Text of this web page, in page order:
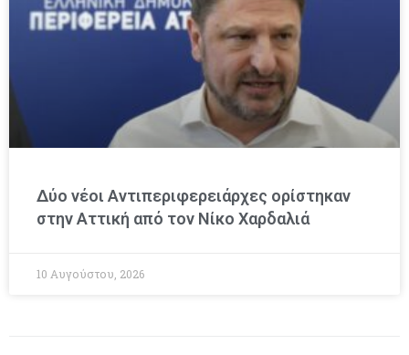
Δύο νέοι Αντιπεριφερειάρχες ορίστηκαν
στην Αττική από τον Νίκο Χαρδαλιά
10 Αυγούστου, 2026